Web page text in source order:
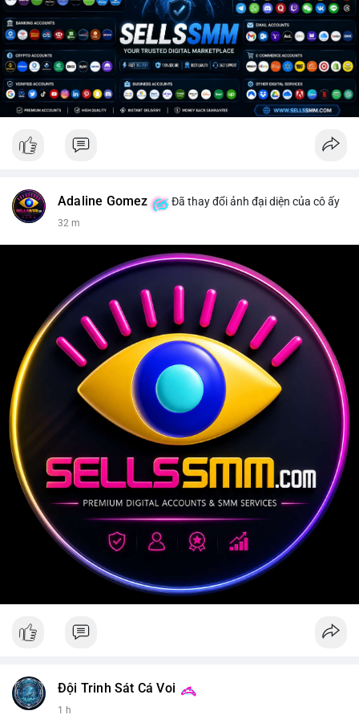
Adaline Gomez Đã thay đổi ảnh đại diện của cô ấy
32 m
Đội Trinh Sát Cá Voi
1 h